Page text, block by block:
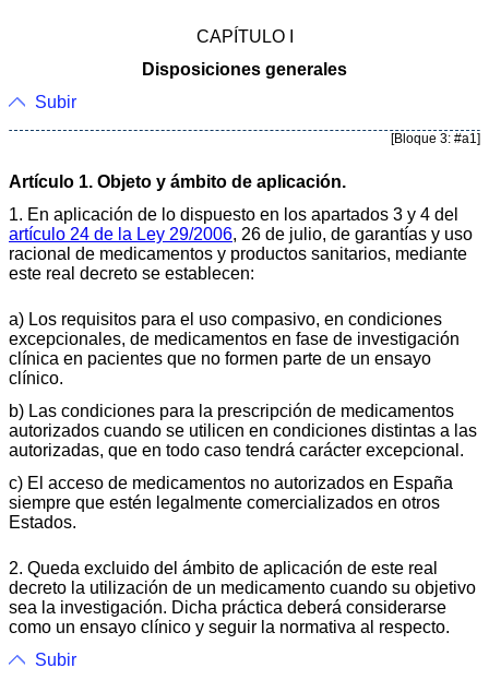
CAPÍTULO I
Disposiciones generales
Subir
[Bloque 3: #a1]
Artículo 1. Objeto y ámbito de aplicación.
1. En aplicación de lo dispuesto en los apartados 3 y 4 del
artículo 24 de la Ley 29/2006, 26 de julio, de garantías y uso
racional de medicamentos y productos sanitarios, mediante
este real decreto se establecen:
a) Los requisitos para el uso compasivo, en condiciones
excepcionales, de medicamentos en fase de investigación
clínica en pacientes que no formen parte de un ensayo
clínico.
b) Las condiciones para la prescripción de medicamentos
autorizados cuando se utilicen en condiciones distintas a las
autorizadas, que en todo caso tendrá carácter excepcional.
c) El acceso de medicamentos no autorizados en España
siempre que estén legalmente comercializados en otros
Estados.
2. Queda excluido del ámbito de aplicación de este real
decreto la utilización de un medicamento cuando su objetivo
sea la investigación. Dicha práctica deberá considerarse
como un ensayo clínico y seguir la normativa al respecto.
Subir